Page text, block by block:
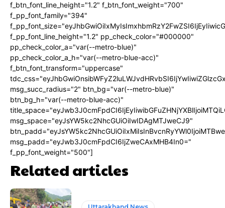
f_btn_font_line_height="1.2" f_btn_font_weight="700"
f_pp_font_family="394"
f_pp_font_line_height="1.2" pp_check_color="#000000"
pp_check_color_a="var(--metro-blue)"
pp_check_color_a_h="var(--metro-blue-acc)"
f_btn_font_transform="uppercase"
msg_succ_radius="2" btn_bg="var(--metro-blue)"
btn_bg_h="var(--metro-blue-acc)"
msg_space="eyJsYW5kc2NhcGUiOiIwIDAgMTJweCJ9"
msg_padd="eyJwb3J0cmFpdCI6IjZweCAxMHB4In0="
f_pp_font_weight="500"]
Related articles